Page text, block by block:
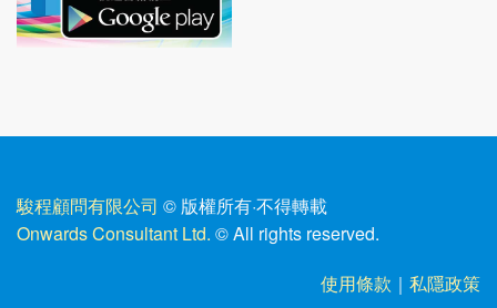
駿程顧問有限公司 © 版權所有·不得轉載
Onwards Consultant Ltd. © All rights reserved.
使用條款 ｜ 私隱政策